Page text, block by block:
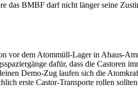
das BMBF darf nicht länger seine
vor dem Atommüll-Lager in Ahaus-
dafür, dass die Castoren
Demo-Zug laufen sich die
erste Castor-Transporte rollen